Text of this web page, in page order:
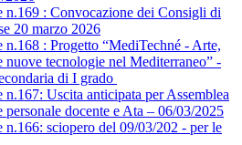
n.169 : Convocazione dei Consigli di
20 marzo 2026
n.168 : Progetto “MediTechné - Arte,
nuove tecnologie nel Mediterraneo” -
di I grado
n.167: Uscita anticipata per Assemblea
personale docente e Ata – 06/03/2025
n.166: sciopero del 09/03/202 - per le